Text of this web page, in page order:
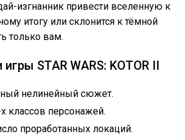
изгнанник привести вселенную к
итогу или склонится к тёмной
только вам.
STAR WARS: KOTOR II
нелинейный сюжет.
классов персонажей.
проработанных локаций.